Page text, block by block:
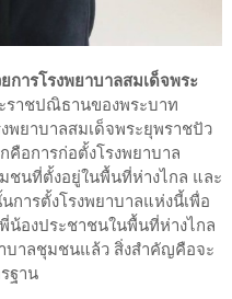
ารโรงพยาบาลสมเด็จพระ
ราชปณิธานของพระบาท
พยาบาลสมเด็จพระยุพราชปัว
อการก่อตั้งโรงพยาบาล
ชนที่ตั้งอยู่ในพื้นที่ห่างไกล และ
การตั้งโรงพยาบาลแห่งนี้เพื่อ
น้องประชาชนในพื้นที่ห่างไกล
บาลชุมชนแล้ว สิ่งสำคัญคือจะ
ฐาน